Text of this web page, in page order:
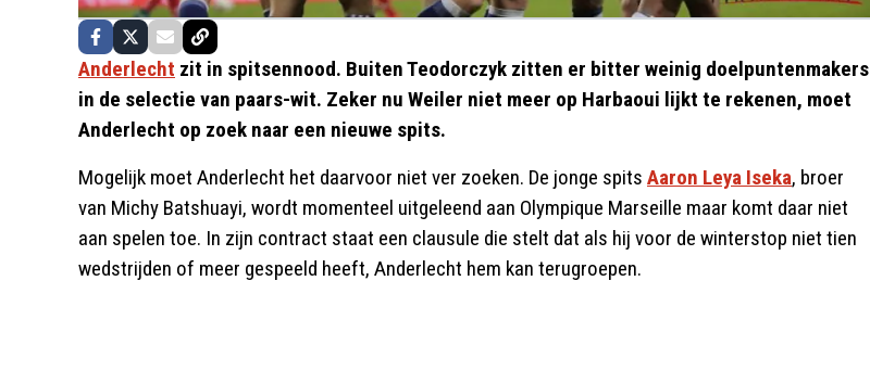
Anderlecht zit in spitsennood. Buiten Teodorczyk zitten er bitter weinig doelpuntenmakers
in de selectie van paars-wit. Zeker nu Weiler niet meer op Harbaoui lijkt te rekenen, moet
Anderlecht op zoek naar een nieuwe spits.
Mogelijk moet Anderlecht het daarvoor niet ver zoeken. De jonge spits Aaron Leya Iseka, broer
van Michy Batshuayi, wordt momenteel uitgeleend aan Olympique Marseille maar komt daar niet
aan spelen toe. In zijn contract staat een clausule die stelt dat als hij voor de winterstop niet tien
wedstrijden of meer gespeeld heeft, Anderlecht hem kan terugroepen.